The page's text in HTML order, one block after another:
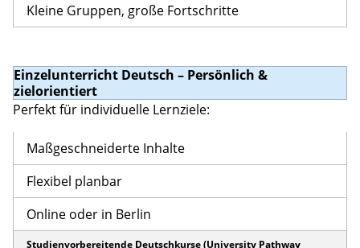
Kleine Gruppen, große Fortschritte
Einzelunterricht Deutsch – Persönlich &
zielorientiert
Perfekt für individuelle Lernziele:
Maßgeschneiderte Inhalte
Flexibel planbar
Online oder in Berlin
Studienvorbereitende Deutschkurse (University Pathway